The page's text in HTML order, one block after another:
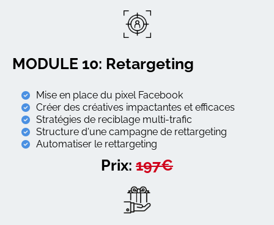
MODULE 10: Retargeting
Mise en place du pixel Facebook
Créer des créatives impactantes et efficaces
Stratégies de reciblage multi-trafic
Structure d'une campagne de rettargeting
Automatiser le rettargeting
Prix: 197€